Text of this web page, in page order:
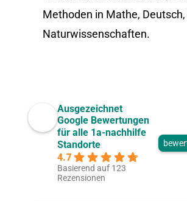
Methoden in Mathe,
Naturwissenschaften.
Ausgezeichnet
Google Bewertungen
für alle 1a-nachhilfe
Standorte
4.7
Basierend auf 123
Rezensionen